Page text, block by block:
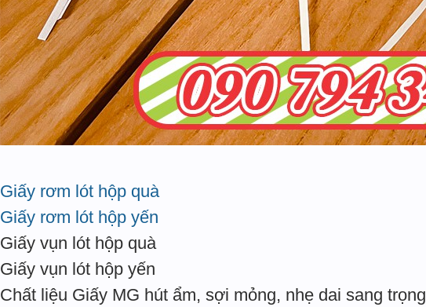
Giấy rơm lót hộp quà
Giấy rơm lót hộp yến
Giấy vụn lót hộp quà
Giấy vụn lót hộp yến
Chất liệu Giấy MG hút ẩm, sợi mỏng, nhẹ dai sang trọng